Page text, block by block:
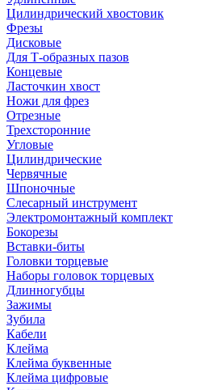
Цилиндрический хвостовик
Фрезы
Дисковые
Для Т-образных пазов
Концевые
Ласточкин хвост
Ножи для фрез
Отрезные
Трехсторонние
Угловые
Цилиндрические
Червячные
Шпоночные
Слесарный инструмент
Электромонтажный комплект
Бокорезы
Вставки-биты
Головки торцевые
Наборы головок торцевых
Длинногубцы
Зажимы
Зубила
Кабели
Клейма
Клейма буквенные
Клейма цифровые